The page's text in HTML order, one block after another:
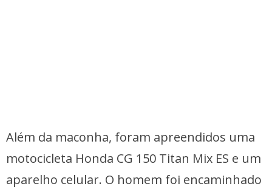
Além da maconha, foram apreendidos uma
motocicleta Honda CG 150 Titan Mix ES e um
aparelho celular. O homem foi encaminhado